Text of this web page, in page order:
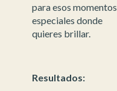
para esos momentos
especiales donde
quieres brillar.
Resultados: